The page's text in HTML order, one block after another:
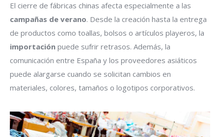
El cierre de fábricas chinas afecta especialmente a las
campañas de verano. Desde la creación hasta la entrega
de productos como toallas, bolsos o artículos playeros, la
importación puede sufrir retrasos. Además, la
comunicación entre España y los proveedores asiáticos
puede alargarse cuando se solicitan cambios en
materiales, colores, tamaños o logotipos corporativos.